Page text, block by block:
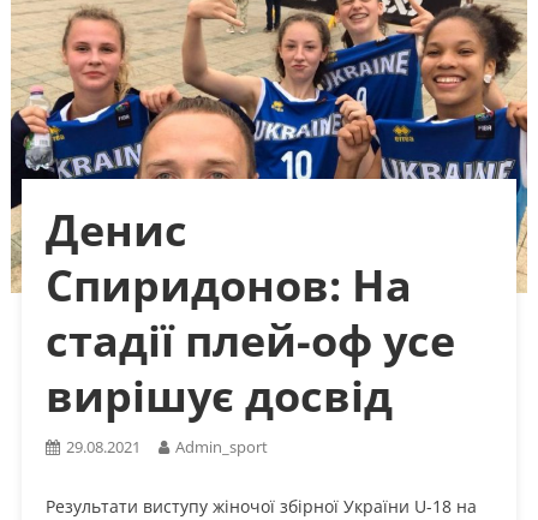
Денис
Спиридонов: На
стадії плей-оф усе
вирішує досвід
29.08.2021 Admin_sport
Результати виступу жіночої збірної України U-18 на